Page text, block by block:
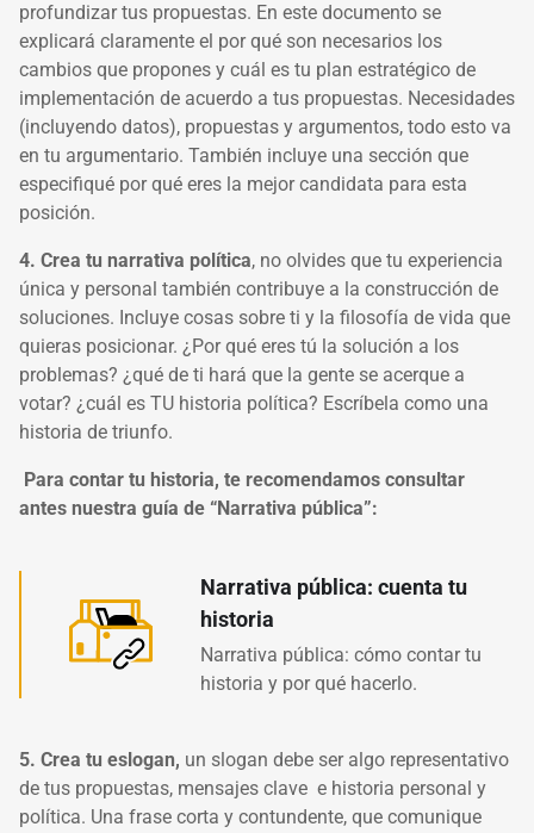
profundizar tus propuestas. En este documento se
explicará claramente el por qué son necesarios los
cambios que propones y cuál es tu plan estratégico de
implementación de acuerdo a tus propuestas. Necesidades
(incluyendo datos), propuestas y argumentos, todo esto va
en tu argumentario. También incluye una sección que
especifiqué por qué eres la mejor candidata para esta
posición.
4. Crea tu narrativa política, no olvides que tu experiencia
única y personal también contribuye a la construcción de
soluciones. Incluye cosas sobre ti y la filosofía de vida que
quieras posicionar. ¿Por qué eres tú la solución a los
problemas? ¿qué de ti hará que la gente se acerque a
votar? ¿cuál es TU historia política? Escríbela como una
historia de triunfo.
Para contar tu historia, te recomendamos consultar
antes nuestra guía de “Narrativa pública”:
Narrativa pública: cuenta tu
historia
Narrativa pública: cómo contar tu
historia y por qué hacerlo.
5. Crea tu eslogan, un slogan debe ser algo representativo
de tus propuestas, mensajes clave e historia personal y
política. Una frase corta y contundente, que comunique